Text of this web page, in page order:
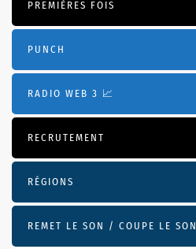
PREMIÈRES FOIS
PUNCH
RADIO WEB 3 📈
RECRUTEMENT
RÉGIONS
REMET LE SON / COUPE LE SON